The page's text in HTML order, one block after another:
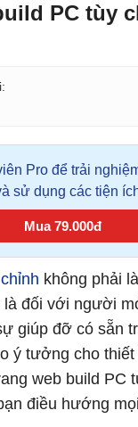
PC tùy
Pro để trải
sử dụng các tiện ích
Mua 79.000đ
không phải
là đối với người
giúp đỡ có sẵn
ý tưởng cho
web build PC
điều hướng